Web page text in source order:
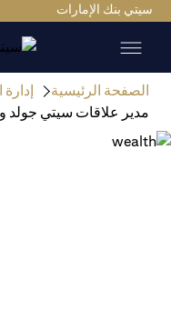
سيتي بنك الإمارات
الصفحة الرئيسية
مدير علاقات سيتي جولد